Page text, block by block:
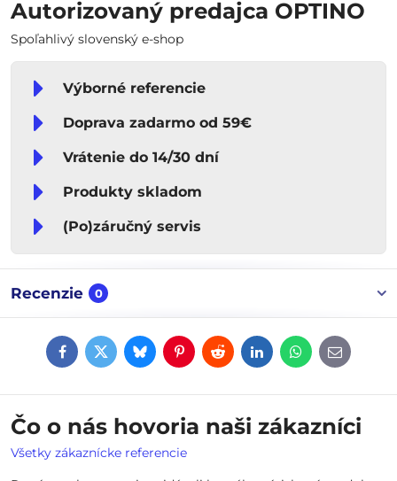
Autorizovaný predajca OPTINO
Spoľahlivý slovenský e-shop
Výborné referencie
Doprava zadarmo od 59€
Vrátenie do 14/30 dní
Produkty skladom
(Po)záručný servis
Recenzie 0
FacebookTwitterBlueskyPinterestRedditLinkedInWhatsApp
E-
mail
Čo o nás hovoria naši zákazníci
Všetky zákaznícke referencie